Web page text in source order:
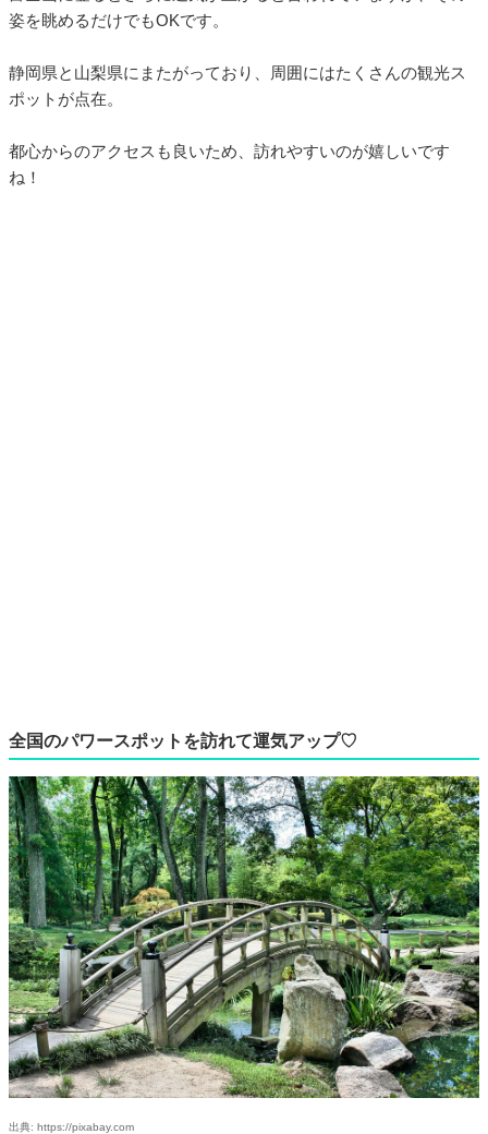
姿を眺めるだけでもOKです。
静岡県と山梨県にまたがっており、周囲にはたくさんの観光ス
ポットが点在。
都心からのアクセスも良いため、訪れやすいのが嬉しいです
ね！
全国のパワースポットを訪れて運気アップ♡
出典: https://pixabay.com